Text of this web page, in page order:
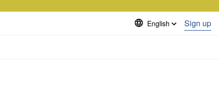
English Sign up